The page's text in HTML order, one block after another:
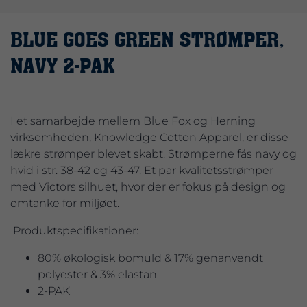
BLUE GOES GREEN STRØMPER,
NAVY 2-PAK
I et samarbejde mellem Blue Fox og Herning
virksomheden, Knowledge Cotton Apparel, er disse
lækre strømper blevet skabt. Strømperne fås navy og
hvid i str. 38-42 og 43-47. Et par kvalitetsstrømper
med Victors silhuet, hvor der er fokus på design og
omtanke for miljøet.
Produktspecifikationer:
80% økologisk bomuld & 17% genanvendt
polyester & 3% elastan
2-PAK